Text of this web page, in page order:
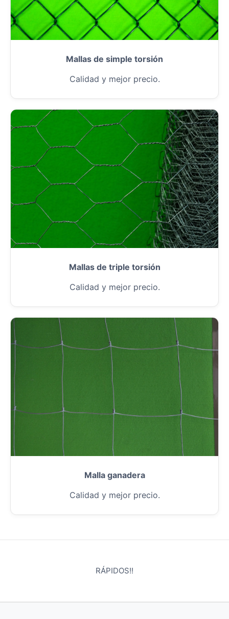
Mallas de simple torsión
Calidad y mejor precio.
Mallas de triple torsión
Calidad y mejor precio.
Malla ganadera
Calidad y mejor precio.
RÁPIDOS!!